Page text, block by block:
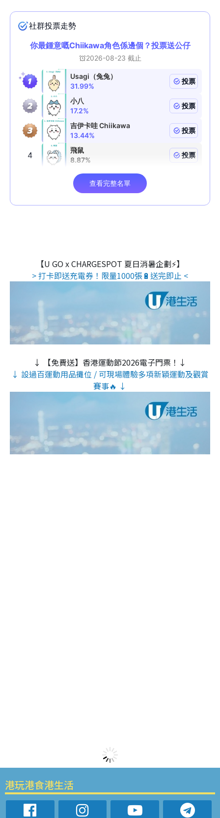
【U GO x CHARGESPOT 夏日消暑企劃⚡】
> 打卡即送充電券！限量1000張🔋送完即止 <
↓ 【免費送】香港運動節2026電子門票！↓
↓ 設過百運動用品攤位 / 可現場體驗多項新穎運動及觀賞
賽事🔥 ↓
港玩港食港生活